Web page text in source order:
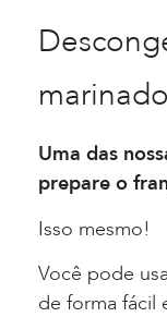
Uma das
prepare o
Isso mesmo!
Você pode
de forma fácil